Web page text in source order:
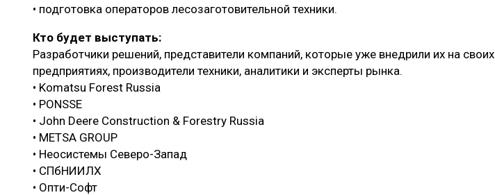
• подготовка операторов лесозаготовительной техники.
Кто будет выступать:
Разработчики решений, представители компаний, которые уже внедрили их на своих
предприятиях, производители техники, аналитики и эксперты рынка.
• Komatsu Forest Russia
• PONSSE
• John Deere Construction & Forestry Russia
• METSA GROUP
• Неосистемы Северо-Запад
• СПбНИИЛХ
• Опти-Софт